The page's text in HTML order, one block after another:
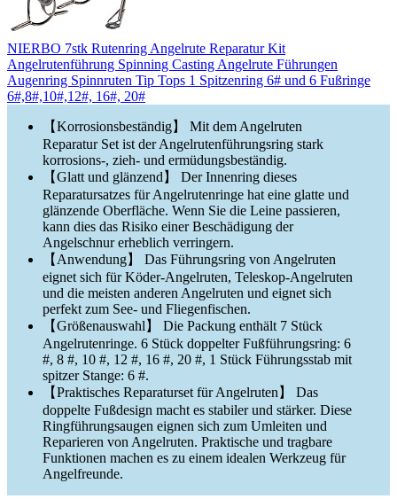
NIERBO 7stk Rutenring Angelrute Reparatur Kit
Angelrutenführung Spinning Casting Angelrute Führungen
Augenring Spinnruten Tip Tops 1 Spitzenring 6# und 6 Fußringe
6#,8#,10#,12#, 16#, 20#
【Korrosionsbeständig】 Mit dem Angelruten
Reparatur Set ist der Angelrutenführungsring stark
korrosions-, zieh- und ermüdungsbeständig.
【Glatt und glänzend】 Der Innenring dieses
Reparatursatzes für Angelrutenringe hat eine glatte und
glänzende Oberfläche. Wenn Sie die Leine passieren,
kann dies das Risiko einer Beschädigung der
Angelschnur erheblich verringern.
【Anwendung】 Das Führungsring von Angelruten
eignet sich für Köder-Angelruten, Teleskop-Angelruten
und die meisten anderen Angelruten und eignet sich
perfekt zum See- und Fliegenfischen.
【Größenauswahl】 Die Packung enthält 7 Stück
Angelrutenringe. 6 Stück doppelter Fußführungsring: 6
#, 8 #, 10 #, 12 #, 16 #, 20 #, 1 Stück Führungsstab mit
spitzer Stange: 6 #.
【Praktisches Reparaturset für Angelruten】 Das
doppelte Fußdesign macht es stabiler und stärker. Diese
Ringführungsaugen eignen sich zum Umleiten und
Reparieren von Angelruten. Praktische und tragbare
Funktionen machen es zu einem idealen Werkzeug für
Angelfreunde.